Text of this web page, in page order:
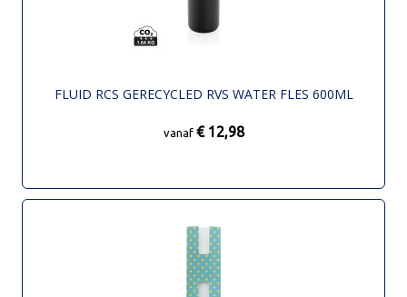
FLUID RCS GERECYCLED RVS WATER FLES 600ML
vanaf € 12,98